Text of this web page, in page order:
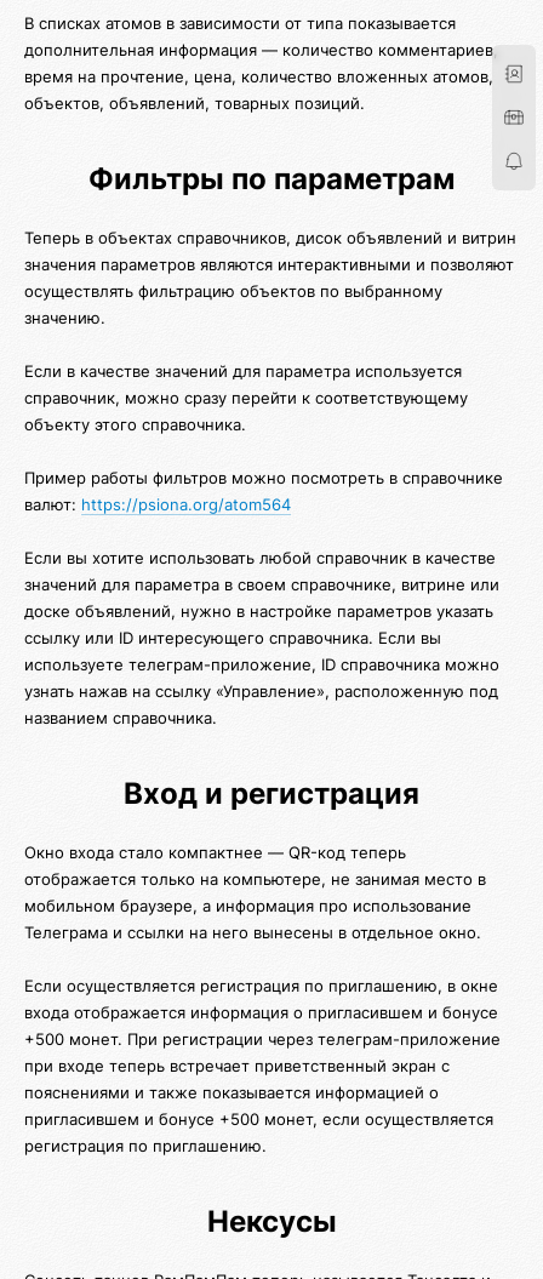
В списках атомов в зависимости от типа показывается
дополнительная информация — количество комментариев,
время на прочтение, цена, количество вложенных атомов,
объектов, объявлений, товарных позиций.
Фильтры по параметрам
Теперь в объектах справочников, дисок объявлений и витрин
значения параметров являются интерактивными и позволяют
осуществлять фильтрацию объектов по выбранному
значению.
Если в качестве значений для параметра используется
справочник, можно сразу перейти к соответствующему
объекту этого справочника.
Пример работы фильтров можно посмотреть в справочнике
валют: https://psiona.org/atom564
Если вы хотите использовать любой справочник в качестве
значений для параметра в своем справочнике, витрине или
доске объявлений, нужно в настройке параметров указать
ссылку или ID интересующего справочника. Если вы
используете телеграм-приложение, ID справочника можно
узнать нажав на ссылку «Управление», расположенную под
названием справочника.
Вход и регистрация
Окно входа стало компактнее — QR-код теперь
отображается только на компьютере, не занимая место в
мобильном браузере, а информация про использование
Телеграма и ссылки на него вынесены в отдельное окно.
Если осуществляется регистрация по приглашению, в окне
входа отображается информация о пригласившем и бонусе
+500 монет. При регистрации через телеграм-приложение
при входе теперь встречает приветственный экран с
пояснениями и также показывается информацией о
пригласившем и бонусе +500 монет, если осуществляется
регистрация по приглашению.
Нексусы